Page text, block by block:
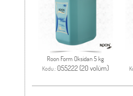
Roon Form Oksidan 5 kg
Kodu.: 055222 (20 volüm)